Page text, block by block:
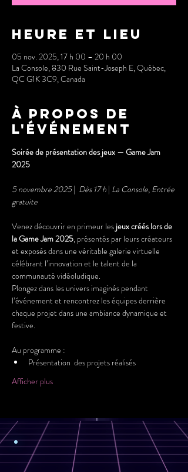
Heure et lieu
05 nov. 2025, 17 h 00 – 20 h 00
La Console, 830 Rue Saint-Joseph E, Québec,
QC G1K 3C9, Canada
À propos de
l'événement
Soirée de présentation des jeux — Game Jam
2025
5 novembre 2025 | Dès 17 h | La Console, Entrée
gratuite
Venez découvrir en primeur les jeux créés lors de
la Game Jam 2025, présentés par leurs créateurs
et exposés dans une véritable galerie virtuelle
célébrant l’innovation et le talent de la
communauté vidéoludique.
Plongez dans les univers imaginés pendant
l’événement et rencontrez les équipes derrière
chaque projet dans une ambiance dynamique et
festive.
Au programme :
Présentation  des projets réalisés
Afficher plus